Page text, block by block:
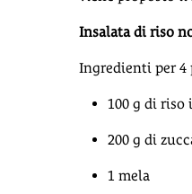
Insalata di riso
Ingredienti per 4
100 g di
200 g di
1 mela